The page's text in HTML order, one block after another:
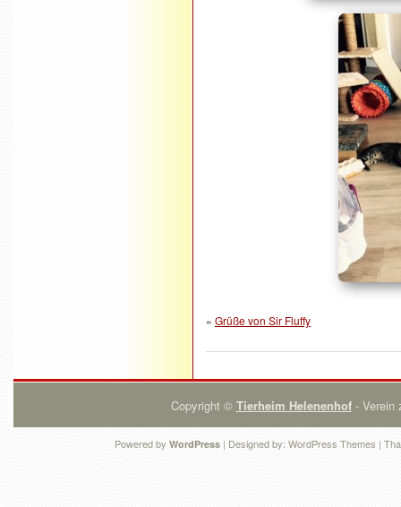
« Grüße von Sir Fluffy
Copyright © Tierheim Helenenhof- Verein
Powered by WordPress | Designed by: WordPress Themes |